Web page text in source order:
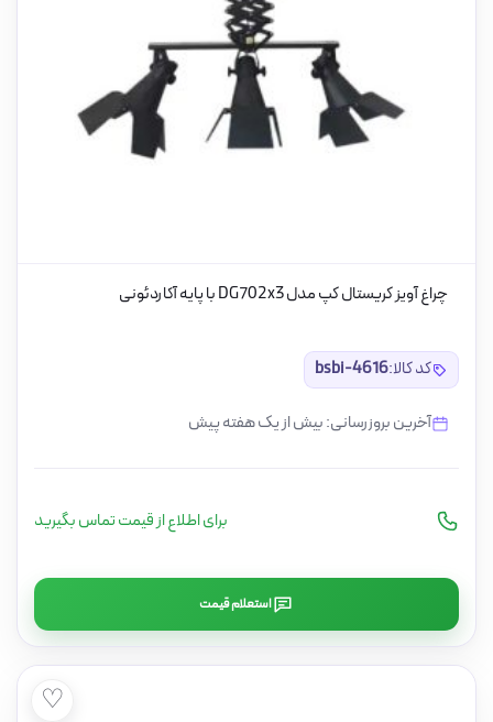
چراغ آویز کریستال کپ مدل DG702x3 با پایه آکاردئونی
کد کالا:bsbi-4616
آخرین بروزرسانی: بیش از یک هفته پیش
برای اطلاع از قیمت تماس بگیرید
استعلام قیمت
♡